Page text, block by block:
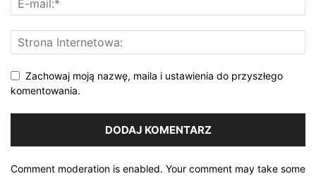
Zachowaj moją nazwę, maila i ustawienia do przyszłego
komentowania.
Comment moderation is enabled. Your comment may take some